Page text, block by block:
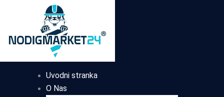
Uvodni stranka
O Nas